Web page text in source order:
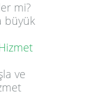
mi?
büyük
ve